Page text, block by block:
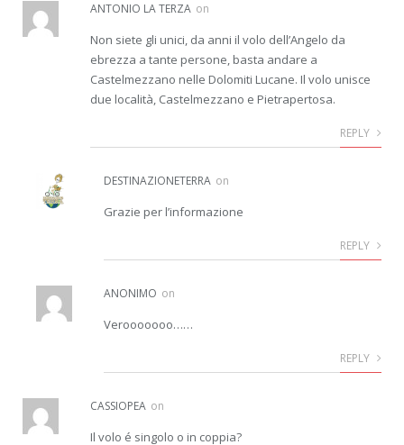
ANTONIO LA TERZA on
Non siete gli unici, da anni il volo dell’Angelo da
ebrezza a tante persone, basta andare a
Castelmezzano nelle Dolomiti Lucane. Il volo unisce
due località, Castelmezzano e Pietrapertosa.
REPLY
DESTINAZIONETERRA on
Grazie per l’informazione
REPLY
ANONIMO on
Verooooooo……
REPLY
CASSIOPEA on
Il volo é singolo o in coppia?